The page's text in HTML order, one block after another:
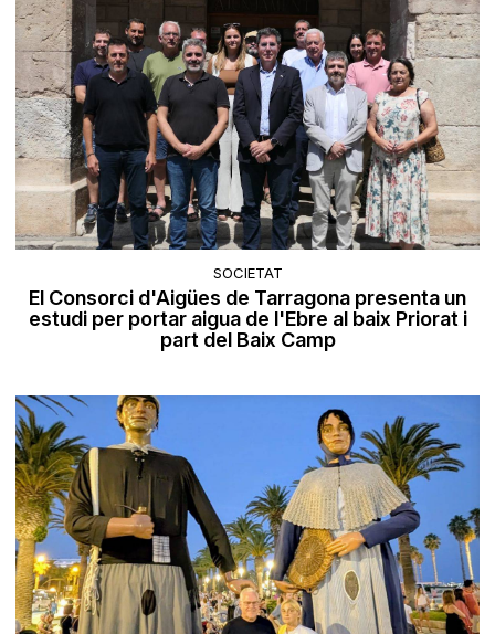
SOCIETAT
El Consorci d'Aigües de Tarragona presenta un
estudi per portar aigua de l'Ebre al baix Priorat i
part del Baix Camp